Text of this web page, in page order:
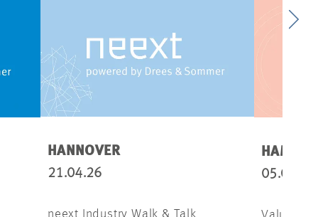
HANNOVER
21.04.26
neext Industry Walk & Talk
05.05.26